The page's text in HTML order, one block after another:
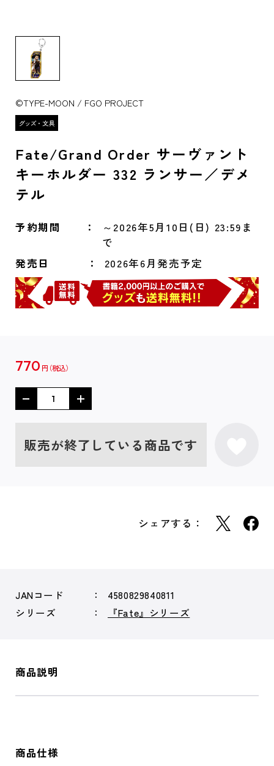
©TYPE-MOON / FGO PROJECT
Fate/Grand Order サーヴァント
キーホルダー 332 ランサー／デメ
テル
予約期間
～2026年5月10日(日) 23:59ま
で
発売日
2026年6月発売予定
770 円
販売が終了している商品です
シェアする：
JANコード
4580829840811
シリーズ
『Fate』シリーズ
商品説明
商品仕様